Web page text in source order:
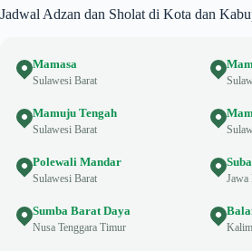
Jadwal Adzan dan Sholat di Kota dan
Mamasa
Sulawesi Barat
Mamuju Tengah
Sulawesi Barat
Polewali Mandar
Sulawesi Barat Jawa
Sumba Barat Daya
Nusa Tenggara Timur